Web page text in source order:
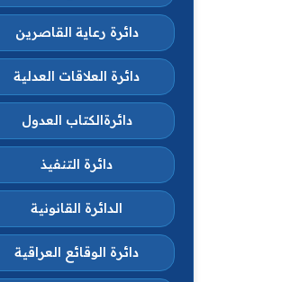
دائرة رعاية القاصرين
دائرة العلاقات العدلية
دائرةالكتاب العدول
دائرة التنفيذ
الدائرة القانونية
دائرة الوقائع العراقية